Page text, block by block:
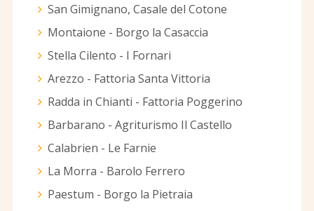
San Gimignano, Casale del Cotone
Montaione - Borgo la Casaccia
Stella Cilento - I Fornari
Arezzo - Fattoria Santa Vittoria
Radda in Chianti - Fattoria Poggerino
Barbarano - Agriturismo Il Castello
Calabrien - Le Farnie
La Morra - Barolo Ferrero
Paestum - Borgo la Pietraia